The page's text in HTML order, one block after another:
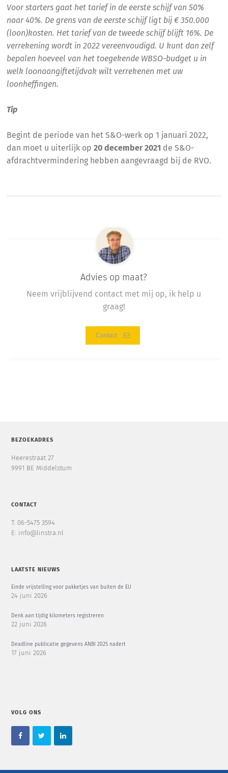
Voor starters gaat het tarief in de eerste schijf van 50%
naar 40%. De grens van de eerste schijf ligt bij € 350.000
(loon)kosten. Het tarief van de tweede schijf blijft 16%. De
verrekening wordt in 2022 vereenvoudigd. U kunt dan zelf
bepalen hoeveel van het toegekende WBSO-budget u in
welk loonaangiftetijdvak wilt verrekenen met uw
loonheffingen.
Tip
Begint de periode van het S&O-werk op 1 januari 2022,
dan moet u uiterlijk op20 december 2021 de S&O-
afdrachtvermindering hebben aangevraagd bij de RVO.
Advies op maat?
Neem vrijblijvend contact met mij op, ik help u
graag!
Contact
BEZOEKADRES
Heerestraat 27
9991 BE Middelstum
CONTACT
T: 06-5475 3594
E: info@linstra.nl
LAATSTE NIEUWS
Einde vrijstelling voor pakketjes van buiten de EU
24 juni 2026
Denk aan tijdig kilometers registreren
22 juni 2026
Deadline publicatie gegevens ANBI 2025 nadert
17 juni 2026
VOLG ONS